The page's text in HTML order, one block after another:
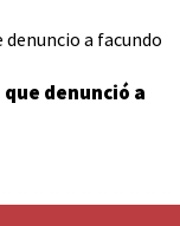
denunció a